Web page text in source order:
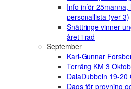
Info inför 25manna,
personallista (ver 3)
Snättringe vinner
året i rad
September
Karl-Gunnar
Terräng KM 3
DalaDubbeln 19-20
Dags för provning